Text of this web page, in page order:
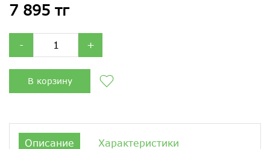
7 895 тг
- +
В корзину
Описание Характеристики